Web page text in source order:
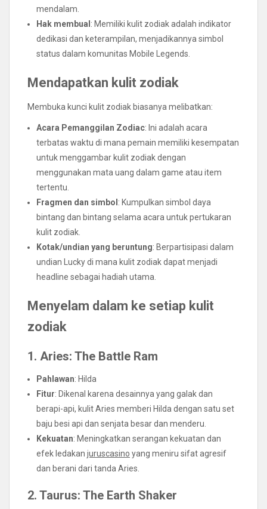
mendalam.
Hak membual : Memiliki kulit zodiak adalah indikator
dedikasi dan keterampilan, menjadikannya simbol
status dalam komunitas Mobile Legends.
Mendapatkan kulit zodiak
Membuka kunci kulit zodiak biasanya melibatkan:
Acara Pemanggilan Zodiac: Ini adalah acara
terbatas waktu di mana pemain memiliki kesempatan
untuk menggambar kulit zodiak dengan
menggunakan mata uang dalam game atau item
tertentu.
Fragmen dan simbol : Kumpulkan simbol daya
bintang dan bintang selama acara untuk pertukaran
kulit zodiak.
Kotak/undian yang beruntung: Berpartisipasi dalam
undian Lucky di mana kulit zodiak dapat menjadi
headline sebagai hadiah utama.
Menyelam dalam ke setiap kulit
zodiak
1. Aries: The Battle Ram
Pahlawan: Hilda
Fitur: Dikenal karena desainnya yang galak dan
berapi-api, kulit Aries memberi Hilda dengan satu set
baju besi api dan senjata besar dan menderu.
Kekuatan: Meningkatkan serangan kekuatan dan
efek ledakan juruscasino yang meniru sifat agresif
dan berani dari tanda Aries.
2. Taurus: The Earth Shaker